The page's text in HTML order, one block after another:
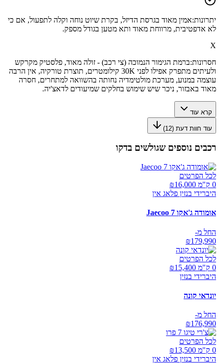
יתרונות:אמין מאוד בגרסת הדיזל, בקרת שיוט נוחה וקלה לתפעול, אם כי
לא אדפטיבית, מרווחת מאוד ותא מטען בגודל מספק.
X
חסרונות:ברמת הגימור הנמוכה (צי רכב) - זולה מאוד, פלסטיק מקרקש
ולעיתים מתפרק אפילו לפני 30K קילומטרים, תוצרת טורקיה, אין הרבה
עוצמה במנוע, מערכת מולטימדיה נחותה בהשוואה למתחרים, חסרה
מאוד באבזור, ניכר שיש שימוש בחלקים שמיעודים לדאצ'יה.
קרא עוד
עוד חוות דעת (12
)
רכבים נוספים שגולשים בדקו
לכל הפרטים
0 ק"מ ₪
16,000
היברידי בנזין פלאג אין
אומודה ג'אקו Jaecoo 7
החל מ-
₪179,990
לכל הפרטים
0 ק"מ ₪
15,400
היברידי בנזין
יונדאי קונה
החל מ-
₪176,990
לכל הפרטים
0 ק"מ ₪
13,500
היברידי בנזין פלאג אין